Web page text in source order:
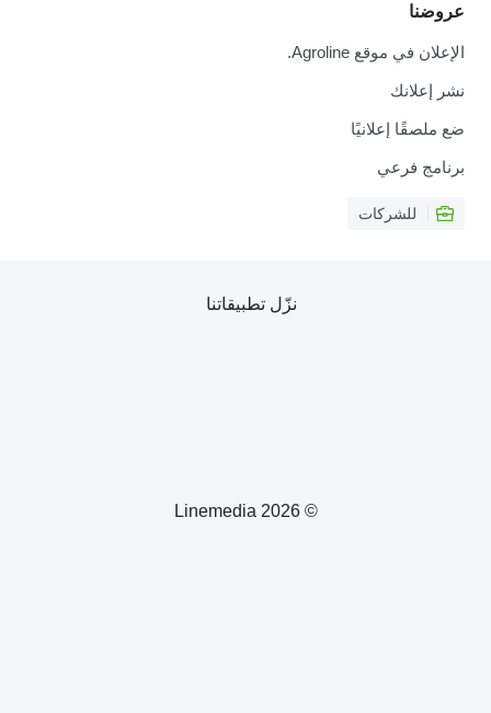
عروضنا
الإعلان في موقع Agroline.
نشر إعلانك
ضع ملصقًا إعلانيًا
برنامج فرعي
للشركات
© 2026 Linemedia
نزّل تطبيقاتنا